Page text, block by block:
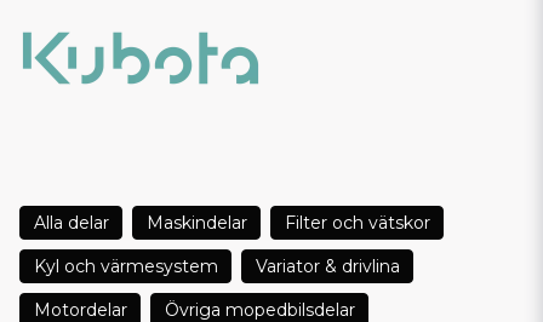
Tack vare vårt välfyllda lager kan vi ofta erbjuda snabba
leveranser – perfekt för verkstäder och privatpersoner som
behöver delarna snabbt. Hos oss handlar du tryggt, med
Alla delar Maskindelar
Filter och vätskor
Kyl och värmesystem
Variator & drivlina
Motordelar
Övriga mopedbilsdelar